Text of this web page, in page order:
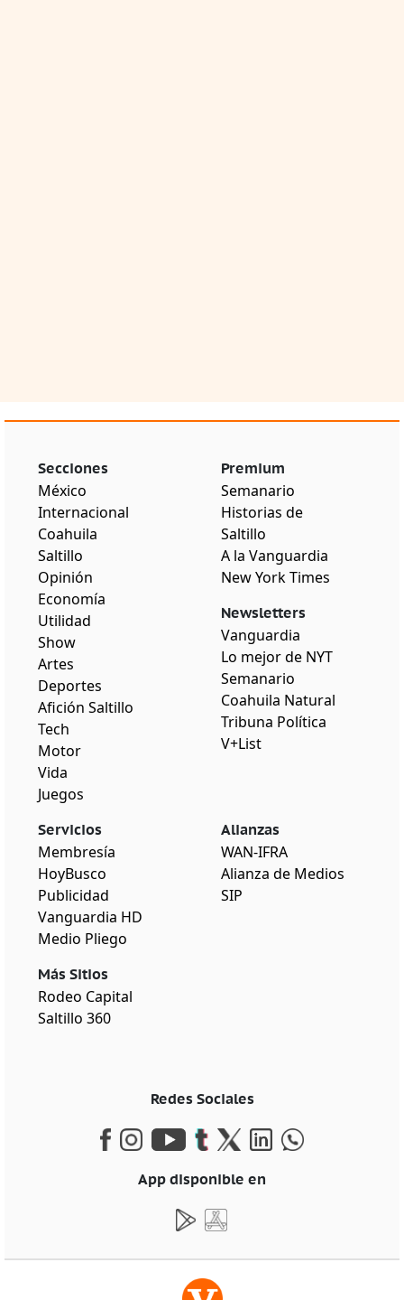
Secciones
México
Internacional
Coahuila
Saltillo
Opinión
Economía
Utilidad
Show
Artes
Deportes
Afición Saltillo
Tech
Motor
Vida
Juegos
Premium
Semanario
Historias de
Saltillo
A la Vanguardia
New York Times
Newsletters
Vanguardia
Lo mejor de NYT
Semanario
Coahuila Natural
Tribuna Política
V+List
Servicios
Membresía
HoyBusco
Publicidad
Vanguardia HD
Medio Pliego
Más Sitios
Rodeo Capital
Saltillo 360
Alianzas
WAN-IFRA
Alianza de Medios
SIP
Redes Sociales
App disponible en